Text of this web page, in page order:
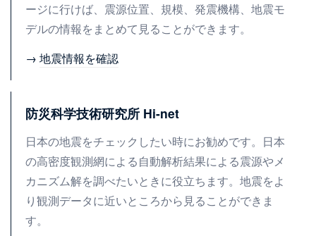
ージに行けば、震源位置、規模、発震機構、地震モ
デルの情報をまとめて見ることができます。
→ 地震情報を確認
防災科学技術研究所 Hi-net
日本の地震をチェックしたい時にお勧めです。日本
の高密度観測網による自動解析結果による震源やメ
カニズム解を調べたいときに役立ちます。地震をよ
り観測データに近いところから見ることができま
す。